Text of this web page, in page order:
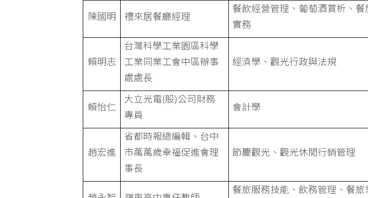
陳國明 禮來居餐廳經理
餐飲經營管理、葡萄酒賞析、餐
實務
賴明志
台灣科學工業園區科學
工業同業工會中區辦事
處處長
經濟學、觀光行政與法規
賴怡仁
大立光電(股)公司財務
專員
會計學
趙宏進
省都時報總編輯、台中
市萬萬歲幸福促進會理
事長
節慶觀光、觀光休閒行銷管理
餐旅服務技能、飲務管理、餐旅